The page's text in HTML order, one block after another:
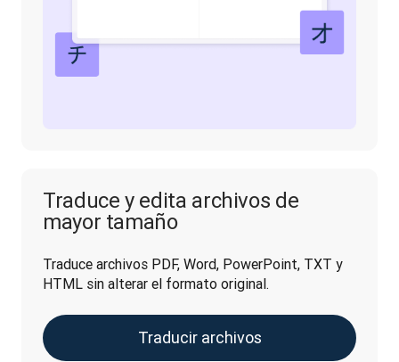
Traduce y edita archivos de
mayor tamaño
Traduce archivos PDF, Word, PowerPoint, TXT y
HTML sin alterar el formato original.
Traducir archivos